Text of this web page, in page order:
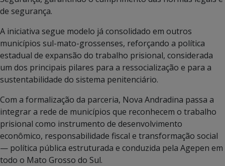
de segurança.
A iniciativa segue modelo já consolidado em outros
municípios sul-mato-grossenses, reforçando a política
estadual de expansão do trabalho prisional, considerada
um dos principais pilares para a ressocialização e para a
sustentabilidade do sistema penitenciário.
Com a formalização da parceria, Nova Andradina passa a
integrar a rede de municípios que reconhecem o trabalho
prisional como instrumento de desenvolvimento
econômico, responsabilidade fiscal e transformação social
— política pública estruturada e conduzida pela Agepen em
todo o Mato Grosso do Sul.